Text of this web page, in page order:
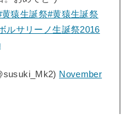
黄猿生誕祭#黄猿生誕祭
ルサリーノ生誕祭2016
November